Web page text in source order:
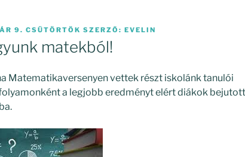
9. CSÜTÖRTÖK SZERZŐ: EVELIN
matekból!
Matematikaversenyen vettek részt iskolánk tanulói
a legjobb eredményt elért diákok